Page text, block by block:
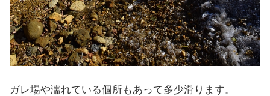
ガレ場や濡れている個所もあって多少滑ります。